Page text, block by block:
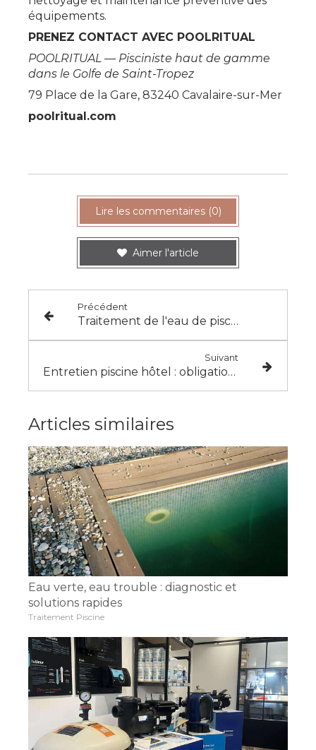
équipements.
PRENEZ CONTACT AVEC POOLRITUAL
POOLRITUAL — Pisciniste haut de gamme
dans le Golfe de Saint-Tropez
79 Place de la Gare, 83240 Cavalaire-sur-Mer
poolritual.com
Lire les commentaires (0)
Aimer l'article
Précédent
Traitement de l'eau de piscine : pH, chlore, sel — guide complet 2026
Suivant
Entretien piscine hôtel : obligations légales et normes sanitaires
Articles similaires
Eau verte, eau trouble : diagnostic et
solutions rapides
Traitement Piscine